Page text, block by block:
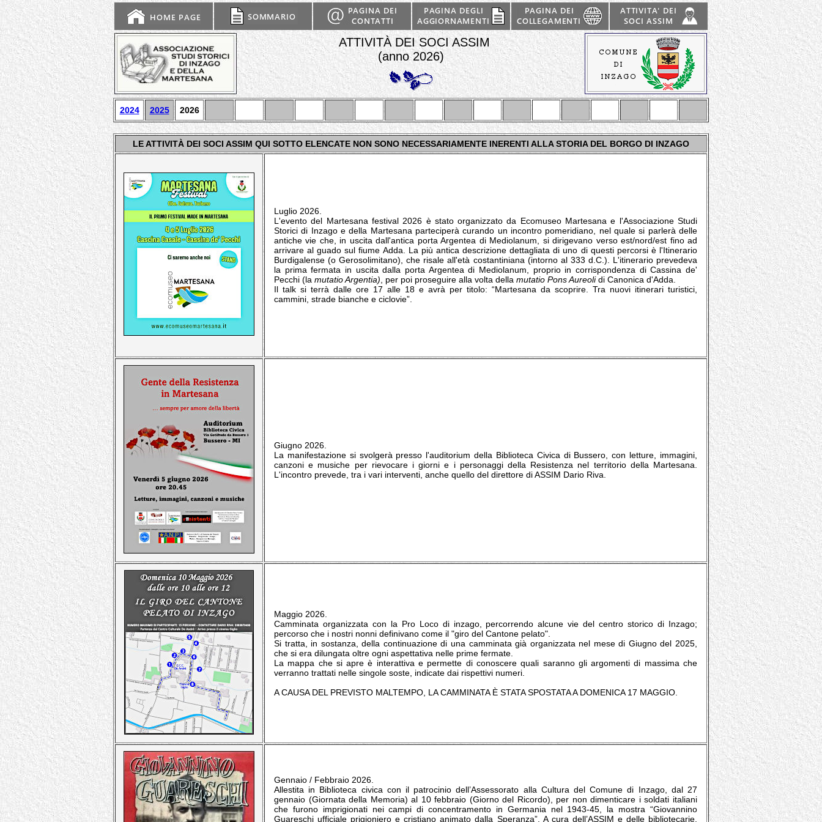
ATTIVITÀ DEI SOCI ASSIM
(anno 2026)
2024 2025 2026
LE ATTIVITÀ DEI SOCI ASSIM QUI SOTTO ELENCATE NON SONO NECESSARIAMENTE INERENTI ALLA STORIA DEL BORGO DI INZAGO
Luglio 2026.
L'evento del Martesana festival 2026 è stato organizzato da Ecomuseo Martesana e l'Associazione Studi
Storici di Inzago e della Martesana parteciperà curando un incontro pomeridiano, nel quale si parlerà delle
antiche vie che, in uscita dall'antica porta Argentea di Mediolanum, si dirigevano verso est/nord/est fino ad
arrivare al guado sul fiume Adda. La più antica descrizione dettagliata di uno di questi percorsi è l'Itinerario
Burdigalense (o Gerosolimitano), che risale all'età costantiniana (intorno al 333 d.C.). L'itinerario prevedeva
la prima fermata in uscita dalla porta Argentea di Mediolanum, proprio in corrispondenza di Cassina de'
Pecchi (la mutatio Argentia) , per poi proseguire alla volta della mutatio Pons Aureolidi Canonica d'Adda.
Il talk si terrà dalle ore 17 alle 18 e avrà per titolo: “Martesana da scoprire. Tra nuovi itinerari turistici,
cammini, strade bianche e ciclovie”.
Giugno 2026.
La manifestazione si svolgerà presso l'auditorium della Biblioteca Civica di Bussero, con letture, immagini,
canzoni e musiche per rievocare i giorni e i personaggi della Resistenza nel territorio della Martesana.
L'incontro prevede, tra i vari interventi, anche quello del direttore di ASSIM Dario Riva.
Maggio 2026.
Camminata organizzata con la Pro Loco di inzago, percorrendo alcune vie del centro storico di Inzago;
percorso che i nostri nonni definivano come il "giro del Cantone pelato".
Si tratta, in sostanza, della continuazione di una camminata già organizzata nel mese di Giugno del 2025,
che si era dilungata oltre ogni aspettativa nelle prime fermate.
La mappa che si apre è interattiva e permette di conoscere quali saranno gli argomenti di massima che
verranno trattati nelle singole soste, indicate dai rispettivi numeri.
A CAUSA DEL PREVISTO MALTEMPO, LA CAMMINATA È STATA SPOSTATA A DOMENICA 17 MAGGIO.
Gennaio / Febbraio 2026.
Allestita in Biblioteca civica con il patrocinio dell’Assessorato alla Cultura del Comune di Inzago, dal 27
gennaio (Giornata della Memoria) al 10 febbraio (Giorno del Ricordo), per non dimenticare i soldati italiani
che furono imprigionati nei campi di concentramento in Germania nel 1943-45, la mostra “Giovannino
Guareschi ufficiale prigioniero e cristiano animato dalla Speranza”. A cura dell’ASSIM e delle bibliotecarie,